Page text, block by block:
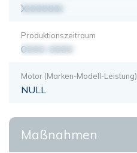
XXXXXXX
Produktionszeitraum
0000-0000
Motor (Marken-Modell-Leistung)
NULL
Maßnahmen